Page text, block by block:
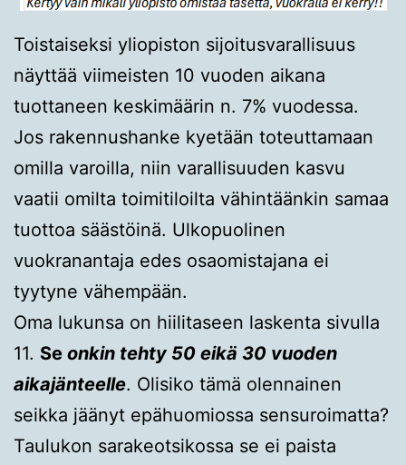
Toistaiseksi yliopiston sijoitusvarallisuus
näyttää viimeisten 10 vuoden aikana
tuottaneen keskimäärin n. 7% vuodessa.
Jos rakennushanke kyetään toteuttamaan
omilla varoilla, niin varallisuuden kasvu
vaatii omilta toimitiloilta vähintäänkin samaa
tuottoa säästöinä. Ulkopuolinen
vuokranantaja edes osaomistajana ei
tyytyne vähempään.
Oma lukunsa on hiilitaseen laskenta sivulla
11. Se onkin tehty 50 eikä 30 vuoden
aikajänteelle. Olisiko tämä olennainen
seikka jäänyt epähuomiossa sensuroimatta?
Taulukon sarakeotsikossa se ei paista